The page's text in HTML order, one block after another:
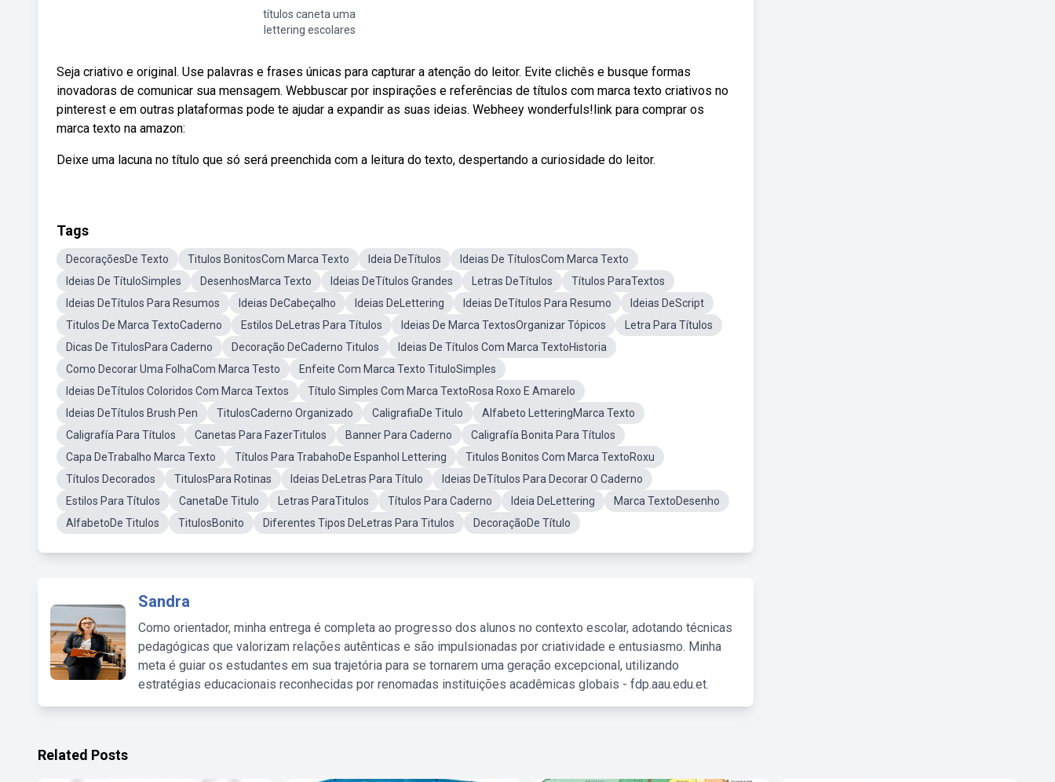
títulos caneta uma
lettering escolares
Seja criativo e original. Use palavras e frases únicas para capturar a atenção do leitor. Evite clichês e busque formas
inovadoras de comunicar sua mensagem. Webbuscar por inspirações e referências de títulos com marca texto criativos no
pinterest e em outras plataformas pode te ajudar a expandir as suas ideias. Webheey wonderfuls!link para comprar os
marca texto na amazon:
Deixe uma lacuna no título que só será preenchida com a leitura do texto, despertando a curiosidade do leitor.
Tags
DecoraçõesDe Texto Titulos BonitosCom Marca Texto Ideia DeTítulos
Ideias De TítulosCom Marca Texto
Ideias De TítuloSimples
DesenhosMarca Texto Ideias DeTítulos Grandes Letras DeTítulos
Títulos ParaTextos
Ideias DeTítulos Para Resumos
Ideias DeCabeçalho Ideias DeLettering Ideias DeTítulos Para Resumo
Ideias DeScript
Titulos De Marca TextoCaderno
Estilos DeLetras Para Títulos Ideias De Marca TextosOrganizar Tópicos
Letra Para Títulos
Dicas De TitulosPara Caderno
Decoração DeCaderno Titulos
Ideias De Títulos Com Marca TextoHistoria
Como Decorar Uma FolhaCom Marca Testo
Enfeite Com Marca Texto TituloSimples
Ideias DeTítulos Coloridos Com Marca Textos
Título Simples Com Marca TextoRosa Roxo E Amarelo
Ideias DeTítulos Brush Pen
TitulosCaderno Organizado CaligrafiaDe Titulo
Alfabeto LetteringMarca Texto
Caligrafía Para Títulos
Canetas Para FazerTitulos Banner Para Caderno
Caligrafía Bonita Para Títulos
Capa DeTrabalho Marca Texto
Títulos Para TrabahoDe Espanhol Lettering
Titulos Bonitos Com Marca TextoRoxu
Títulos Decorados
TitulosPara Rotinas Ideias DeLetras Para Título
Ideias DeTítulos Para Decorar O Caderno
Estilos Para Títulos
CanetaDe Titulo Letras ParaTitulos Títulos Para Caderno Ideia DeLettering
Marca TextoDesenho
AlfabetoDe Titulos
TitulosBonito Diferentes Tipos DeLetras Para Titulos DecoraçãoDe Título
Sandra
Como orientador, minha entrega é completa ao progresso dos alunos no contexto escolar, adotando técnicas
pedagógicas que valorizam relações autênticas e são impulsionadas por criatividade e entusiasmo. Minha
meta é guiar os estudantes em sua trajetória para se tornarem uma geração excepcional, utilizando
estratégias educacionais reconhecidas por renomadas instituições acadêmicas globais - fdp.aau.edu.et.
Related Posts